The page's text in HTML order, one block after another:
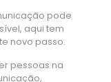
pode
aqui tem
novo passo.
pessoas na